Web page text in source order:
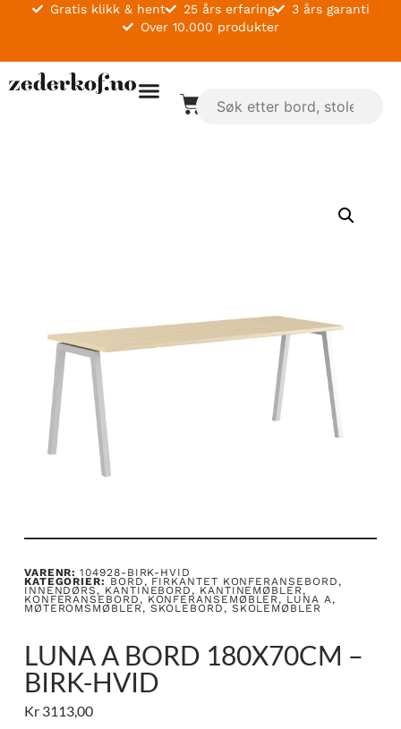
Gratis klikk & hent 25 års erfaring
3 års garanti
Over 10.000 produkter
VARENR:104928-BIRK-HVID
KATEGORIER: BORD, FIRKANTET KONFERANSEBORD,
INNENDØRS, KANTINEBORD, KANTINEMØBLER,
KONFERANSEBORD, KONFERANSEMØBLER, LUNA A,
MØTEROMSMØBLER, SKOLEBORD, SKOLEMØBLER
LUNA A BORD 180X70CM –
BIRK-HVID
Kr3113,00